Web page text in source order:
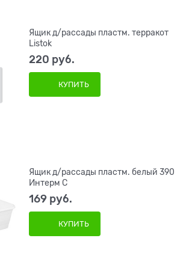
Ящик д/рассады пластм. терракот
Listok
220 руб.
КУПИТЬ
Ящик д/рассады пластм. белый 390
Интерм С
169 руб.
КУПИТЬ